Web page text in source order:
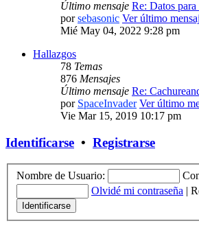
Último mensaje Re: Datos
porsebasonic Ver último
Mié May 04, 2022 9:28 pm
Hallazgos
78 Temas
876 Mensajes
Último mensaje Re:
por SpaceInvader Ver último
Vie Mar 15, 2019 10:17 pm
Identificarse • Registrarse
Nombre de Usuario:
Olvidé mi contraseña |